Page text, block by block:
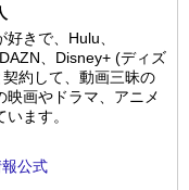
きで、Hulu、
、Disney+ (ディズ
約して、動画三昧の
映画やドラマ、アニメ
ます。
公式